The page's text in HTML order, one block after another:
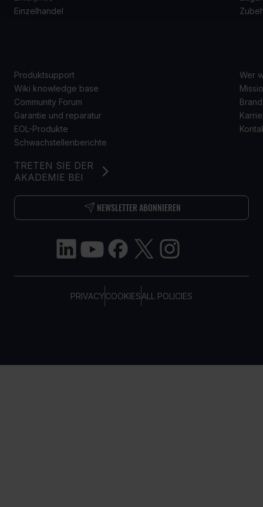
PRIVACYCOOKIESALL POLICIES
TRETEN SIE DER
AKADEMIE BEI
NEWSLETTER ABONNIEREN
Einzelhandel
Produktsupport
Wiki knowledge base
Community Forum
Garantie und reparatur
EOL-Produkte
Schwachstellenberichte
Wer